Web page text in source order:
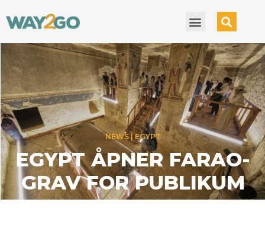
NEWS EGYPT
EGYPT ÅPNER FARAO-
GRAV FOR PUBLIKUM